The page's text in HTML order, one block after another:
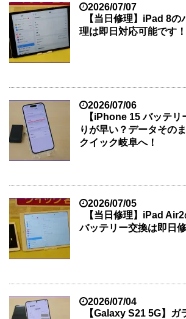
2026/07/07
【当日修理】iPad 8
理は即日対応可能です！
2026/07/06
【iPhone 15 バッテ
りが早い？データその
クイック岐阜へ！
2026/07/05
【当日修理】iPad
バッテリー交換は即日
2026/07/04
【Galaxy S21 5G】ガ